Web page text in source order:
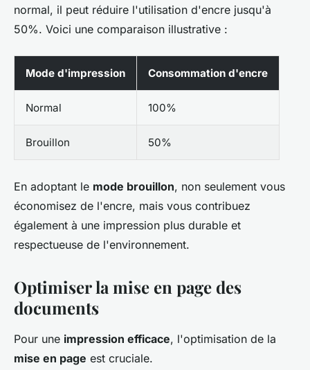
normal, il peut réduire l'utilisation d'encre jusqu'à
50%. Voici une comparaison illustrative :
Mode d'impression Consommation d'encre
Normal 100%
Brouillon 50%
En adoptant le mode brouillon, non seulement vous
économisez de l'encre, mais vous contribuez
également à une impression plus durable et
respectueuse de l'environnement.
Optimiser la mise en page des
documents
Pour une impression efficace, l'optimisation de la
mise en page est cruciale.